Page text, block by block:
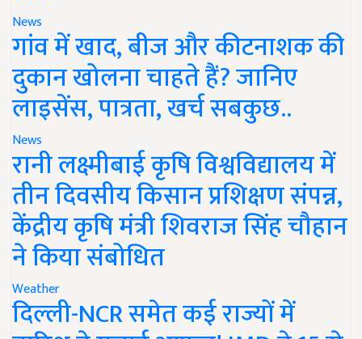
News
गांव में खाद, बीज और कीटनाशक की
दुकान खोलना चाहते हैं? जानिए
लाइसेंस, पात्रता, खर्च सबकुछ..
News
रानी लक्ष्मीबाई कृषि विश्वविद्यालय में
तीन दिवसीय किसान प्रशिक्षण संपन्न,
केंद्रीय कृषि मंत्री शिवराज सिंह चौहान
ने किया संबोधित
Weather
दिल्ली-NCR समेत कई राज्यों में